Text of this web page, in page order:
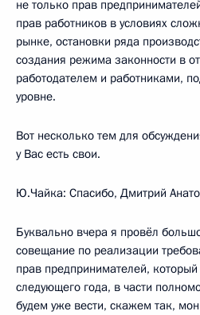
не только прав
прав работников в условиях
рынке, остановки ряда
создания режима законности в
работодателем и работниками,
уровне.
Вот несколько тем для
у Вас есть свои.
Ю.Чайка: Спасибо, Дмитрий
Буквально вчера я провёл
совещание по реализации
прав предпринимателей,
следующего года, в части
будем уже вести, скажем так,